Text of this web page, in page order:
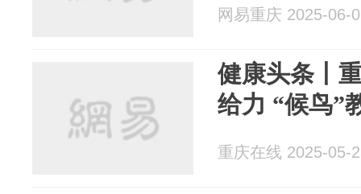
网易重庆 2025-06-
健康头条丨
给力 “候
重庆在线 2025-05-